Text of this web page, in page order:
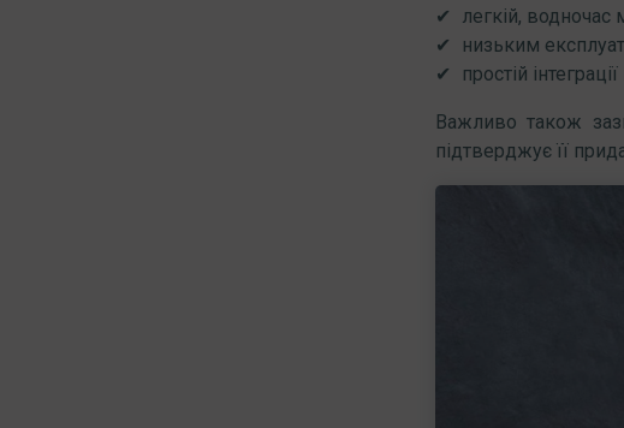
легкій, водночас
низьким
простій
Важливо також
підтверджує її